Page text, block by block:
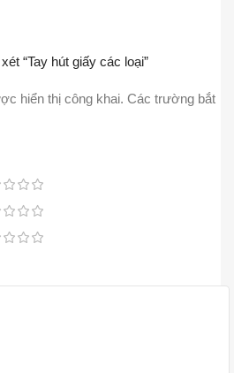
“Tay hút giấy các loại”
hiển thị công khai. Các trường bắt